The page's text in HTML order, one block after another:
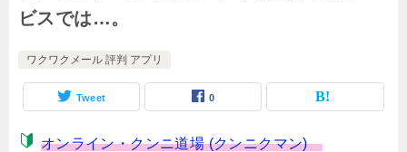
ビスでは…。
ワクワクメール 評判 アプリ
Tweet 0
オンライン・クンニ道場 (クンニクマン)